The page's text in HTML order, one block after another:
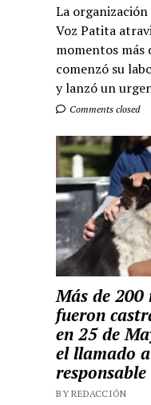
La
Voz Patita
momentos más
comenzó su
y lanzó un
Comments closed
Más de 200
fueron
en 25 de
el llamado
responsable
BY REDACCIÓN